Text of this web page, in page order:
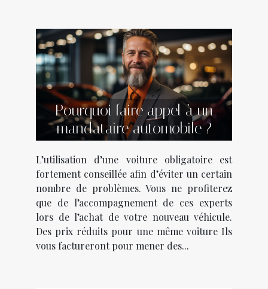
Pourquoi faire appel à un
mandataire automobile ?
L’utilisation d’une voiture obligatoire est
fortement conseillée afin d’éviter un certain
nombre de problèmes. Vous ne profiterez
que de l’accompagnement de ces experts
lors de l’achat de votre nouveau véhicule.
Des prix réduits pour une même voiture Ils
vous factureront pour mener des...